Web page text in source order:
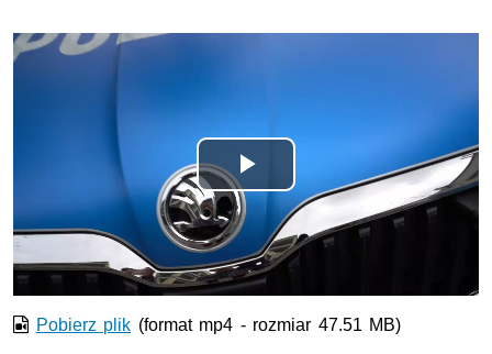
Odtwórz
wideo
Pobierz plik (format mp4 - rozmiar 47.51 MB)